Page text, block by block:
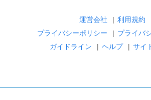
運営会社 | 利用規約
プライバシーポリシー
| プライバ
ガイドライン
| ヘルプ | サイ